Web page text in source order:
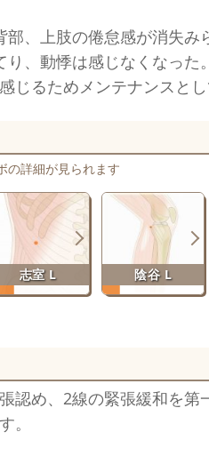
、上肢の倦怠感が消失み
、動悸は感じなくなった。
じるためメンテナンスとし
の詳細が見られます
志室 L 陰谷 L
認め、2線の緊張緩和を
。